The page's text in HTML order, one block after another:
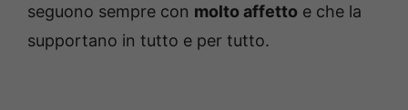
seguono sempre con molto affetto e che la
supportano in tutto e per tutto.